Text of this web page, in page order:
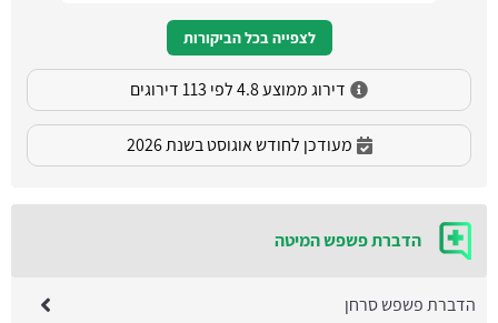
לצפייה בכל הביקורות
דירוג ממוצע 4.8 לפי 113 דירוגים
מעודכן לחודש אוגוסט בשנת 2026
הדברת פשפש המיטה
הדברת פשפש סרחן